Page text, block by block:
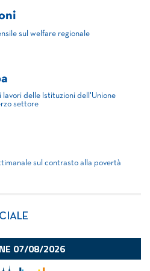
sul welfare regionale
lavori delle Istituzioni dell'Unione
settore
sul contrasto alla povertà